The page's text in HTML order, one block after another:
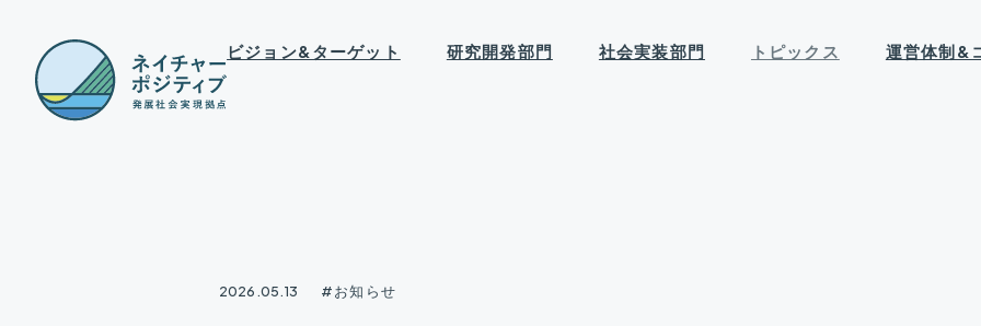
ビジョン&ターゲット 研究開発部門 社会実装部門 トピックス 運営体制&
2026.05.13 #お知らせ